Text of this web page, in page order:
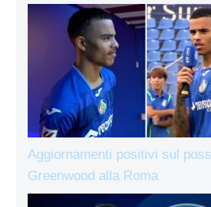
Aggiornamenti positivi sul
Greenwood alla Roma